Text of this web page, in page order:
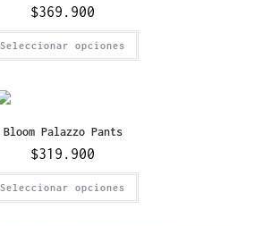
$369.900
Seleccionar opciones
Bloom Palazzo Pants
$319.900
Seleccionar opciones